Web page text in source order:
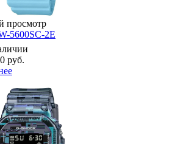
просмотр
5600SC-2E
руб.